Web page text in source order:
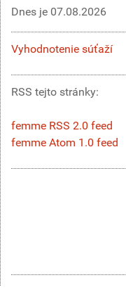
Dnes je 07.08.2026
Vyhodnotenie súťaží
RSS tejto stránky:
femme RSS 2.0 feed
femme Atom 1.0 feed